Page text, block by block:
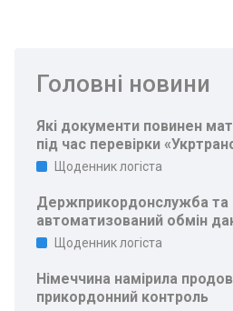
Головні новини
Які документи повинен
під час перевірки
Щоденник логіста
Держприкордонслужба та
автоматизований обмін
Щоденник логіста
Німеччина намірила
прикордонний контроль